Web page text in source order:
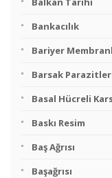
Bankacılık
Bariyer
Barsak
Basal Hücreli
Baskı Resim
Baş Ağrısı
Başağrısı